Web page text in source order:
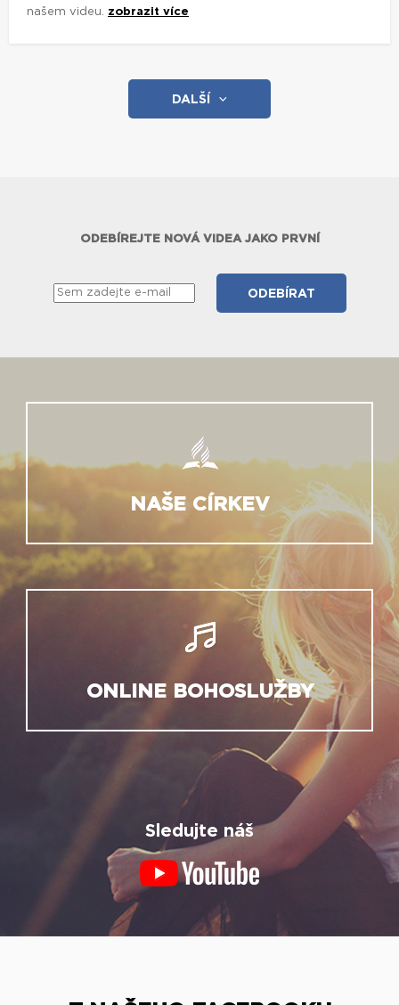
našem videu. zobrazit více
DALŠÍ
ODEBÍREJTE NOVÁ VIDEA JAKO PRVNÍ
NAŠE CÍRKEV
ONLINE BOHOSLUŽBY
Sledujte náš